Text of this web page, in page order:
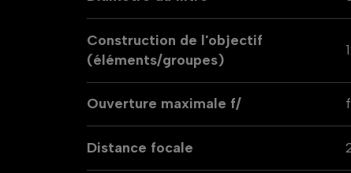
Construction de l'objectif
(éléments/groupes)
Ouverture maximale f/
Distance focale